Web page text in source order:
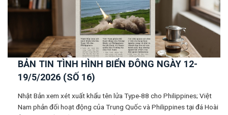
BẢN TIN TÌNH HÌNH BIỂN ĐÔNG NGÀY 12-
19/5/2026 (SỐ 16)
Nhật Bản xem xét xuất khẩu tên lửa Type-88 cho Philippines; Việt
Nam phản đối hoạt động của Trung Quốc và Philippines tại đá Hoài